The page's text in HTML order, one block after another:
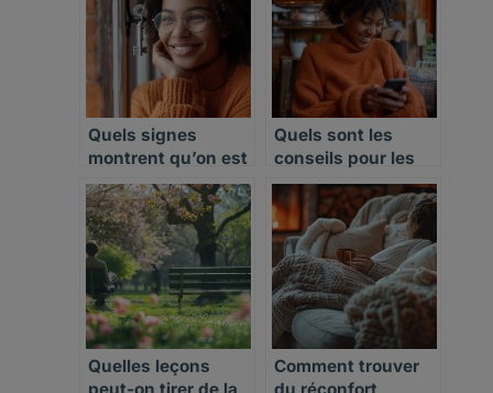
Quels signes
montrent qu’on est
prêt à quitter le
célibat
Quels sont les
conseils pour les
nouveaux
célibataires
Quelles leçons
peut-on tirer de la
Comment trouver
du réconfort